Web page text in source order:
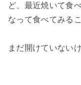
ど、最近焼いて食
なって食べてみるこ
まだ開けていない